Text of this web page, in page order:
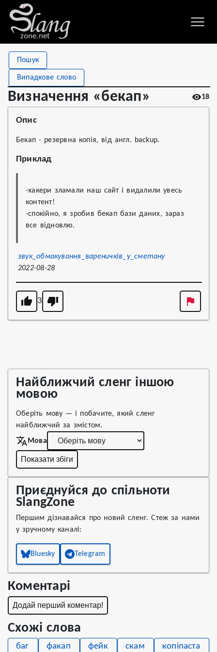
zone.net
Пошук
Випадкове слово
Визначення «бекап» 18
Визначення «бекап»
Stat
Views
Definitions 1
Опис
Бекап - резервна копія, від англ. backup.
Приклад
-хакери зламали наш сайт і видалили увесь
контент!
-спокійно, я зробив бекап бази даних, зараз
все відновлю.
звук_обмакування_вареничків_у_сметану
2022-08-28
3
Найближчий сленг іншою
мовою
Оберіть мову — і побачите, який сленг
найближчий за змістом.
Мова
Показати збіги
Приєднуйся до спільноти
SlangZone
Першим дізнавайся про новий сленг. Стеж за нами
у зручному каналі:
Bluesky Telegram
Коментарі
Додай перший коментар!
Схожі слова
баг факап фейк скам копіпаста